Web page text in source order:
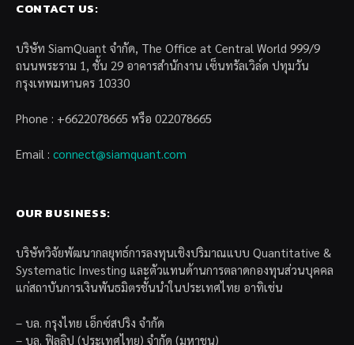
CONTACT US:
บริษัท SiamQuant จำกัด, The Office at Central World 999/9
ถนนพระราม 1, ชั้น 29 อาคารสำนักงาน เซ็นทรัลเวิล์ด ปทุมวัน
กรุงเทพมหานคร 10330
Phone : +6622078665 หรือ 022078665
Email : connect@siamquant.com
OUR BUSINESS:
บริษัทวิจัยพัฒนากลยุทธ์การลงทุนเชิงปริมาณแบบ Quantitative &
Systematic Investing และตัวแทนด้านการตลาดกองทุนส่วนบุคคล
แก่สถาบันการเงินพันธมิตรชั้นนำในประเทศไทย อาทิเช่น
– บล. กรุงไทย เอ็กซ์สปริง จำกัด
– บล. ฟิลลิป (ประเทศไทย) จำกัด (มหาชน)